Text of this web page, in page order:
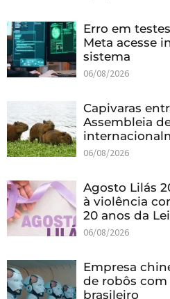
Erro em
Meta acesse
sistema
06/08/2026
Capivaras
Assembleia
06/08/2026
Agosto Lilás
à violência
20 anos da
06/08/2026
Empresa
de robôs com
brasileiro